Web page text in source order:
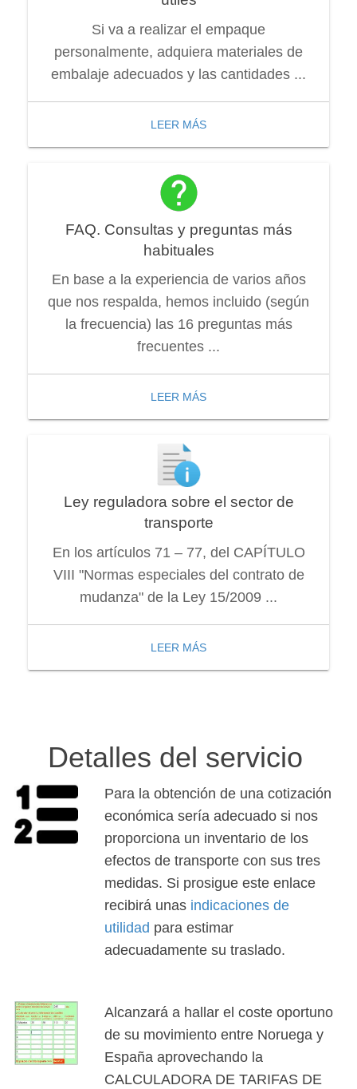
Si va a realizar el empaque
personalmente, adquiera materiales de
embalaje adecuados y las cantidades ...
LEER MÁS
FAQ. Consultas y preguntas más
habituales
En base a la experiencia de varios años
que nos respalda, hemos incluido (según
la frecuencia) las 16 preguntas más
frecuentes ...
LEER MÁS
Ley reguladora sobre el sector de
transporte
En los artículos 71 – 77, del CAPÍTULO
VIII "Normas especiales del contrato de
mudanza" de la Ley 15/2009 ...
LEER MÁS
Detalles del servicio
Para la obtención de una cotización
económica sería adecuado si nos
proporciona un inventario de los
efectos de transporte con sus tres
medidas. Si prosigue este enlace
recibirá unas indicaciones de
utilidad para estimar
adecuadamente su traslado.
Alcanzará a hallar el coste oportuno
de su movimiento entre Noruega y
España aprovechando la
CALCULADORA DE TARIFAS DE